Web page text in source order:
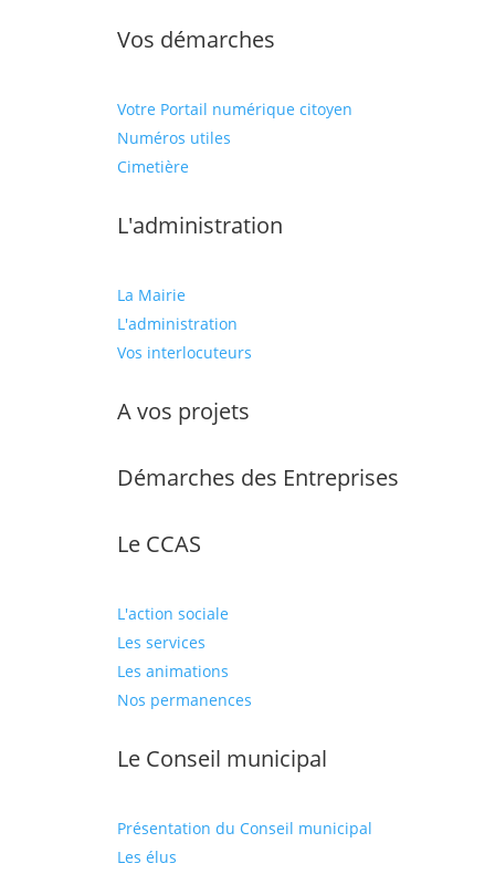
Vos démarches
Votre Portail numérique citoyen
Numéros utiles
Cimetière
L'administration
La Mairie
L'administration
Vos interlocuteurs
A vos projets
Démarches des Entreprises
Le CCAS
L'action sociale
Les services
Les animations
Nos permanences
Le Conseil municipal
Présentation du Conseil municipal
Les élus